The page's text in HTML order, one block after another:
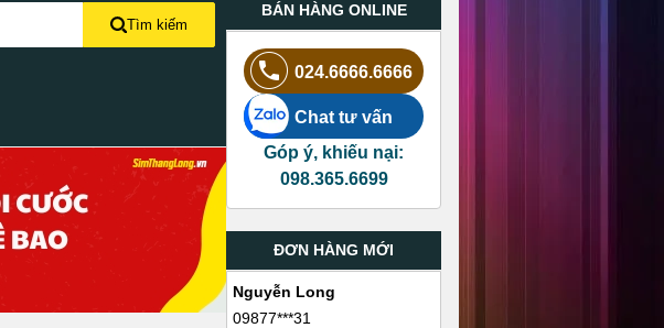
Tìm kiếm
BÁN HÀNG ONLINE
024.6666.6666
Chat tư vấn
Góp ý, khiếu nại:
098.365.6699
ĐƠN HÀNG MỚI
Nguyễn Long
09877***31